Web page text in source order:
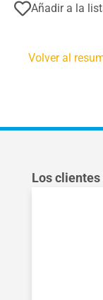
Añadir a la
Volver al
Omitir la
Los